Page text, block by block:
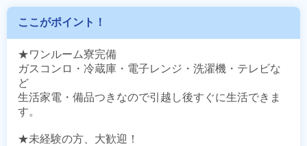
ここがポイント！
★ワンルーム寮完備
ガスコンロ・冷蔵庫・電子レンジ・洗濯機・テレビな
ど
生活家電・備品つきなので引越し後すぐに生活できま
す。
★未経験の方、大歓迎！